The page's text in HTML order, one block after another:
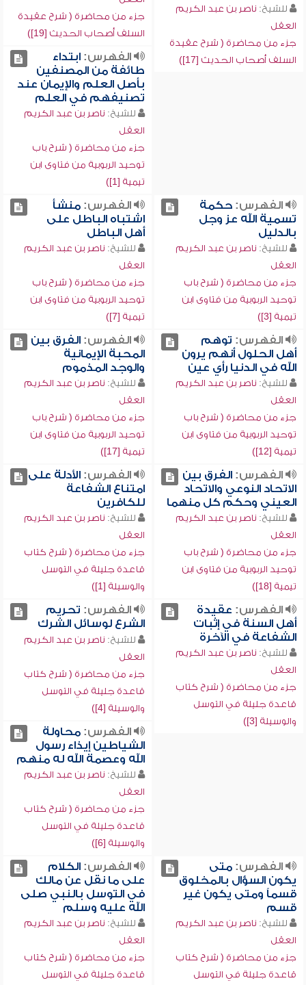
للشيخ: ناصر بن عبد الكريم
العقل
جزء من محاضرة ( شرح عقيدة
السلف أصحاب الحديث [17])
جزء من محاضرة ( شرح عقيدة
السلف أصحاب الحديث [19])
الفهرس:ابتداء
طائفة من المصنفين
بأصل العلم والإيمان عند
تصنيفهم في العلم
للشيخ: ناصر بن عبد الكريم
العقل
جزء من محاضرة ( شرح باب
توحيد الربوبية من فتاوى ابن
تيمية [1])
الفهرس:حكمة
تسمية الله عز وجل
بالدليل
للشيخ: ناصر بن عبد الكريم
العقل
جزء من محاضرة ( شرح باب
توحيد الربوبية من فتاوى ابن
تيمية [3])
الفهرس:منشأ
اشتباه الباطل على
أهل الباطل
للشيخ: ناصر بن عبد الكريم
العقل
جزء من محاضرة ( شرح باب
توحيد الربوبية من فتاوى ابن
تيمية [7])
الفهرس: توهم
أهل الحلول أنهم يرون
الله في الدنيا رأي عين
للشيخ: ناصر بن عبد الكريم
العقل
جزء من محاضرة ( شرح باب
توحيد الربوبية من فتاوى ابن
تيمية [12])
الفهرس:الفرق بين
المحبة الإيمانية
والوجد المذموم
للشيخ: ناصر بن عبد الكريم
العقل
جزء من محاضرة ( شرح باب
توحيد الربوبية من فتاوى ابن
تيمية [17])
الفهرس:الفرق بين
الاتحاد النوعي والاتحاد
العيني وحكم كل منهما
للشيخ: ناصر بن عبد الكريم
العقل
جزء من محاضرة ( شرح باب
توحيد الربوبية من فتاوى ابن
تيمية [18])
الفهرس:الأدلة على
امتناع الشفاعة
للكافرين
للشيخ: ناصر بن عبد الكريم
العقل
جزء من محاضرة ( شرح كتاب
قاعدة جليلة في التوسل
والوسيلة [1])
الفهرس: عقيدة
أهل السنة في إثبات
الشفاعة في الآخرة
للشيخ: ناصر بن عبد الكريم
العقل
جزء من محاضرة ( شرح كتاب
قاعدة جليلة في التوسل
والوسيلة [3])
الفهرس: تحريم
الشرع لوسائل الشرك
للشيخ: ناصر بن عبد الكريم
العقل
جزء من محاضرة ( شرح كتاب
قاعدة جليلة في التوسل
والوسيلة [4])
الفهرس:محاولة
الشياطين إيذاء رسول
الله وعصمة الله له منهم
للشيخ: ناصر بن عبد الكريم
العقل
جزء من محاضرة ( شرح كتاب
قاعدة جليلة في التوسل
والوسيلة [6])
الفهرس:متى
يكون السؤال بالمخلوق
قسماً ومتى يكون غير
قسم
للشيخ: ناصر بن عبد الكريم
العقل
جزء من محاضرة ( شرح كتاب
قاعدة جليلة في التوسل
الفهرس:الكلام
على ما نقل عن مالك
في التوسل بالنبي صلى
الله عليه وسلم
للشيخ: ناصر بن عبد الكريم
العقل
جزء من محاضرة ( شرح كتاب
قاعدة جليلة في التوسل